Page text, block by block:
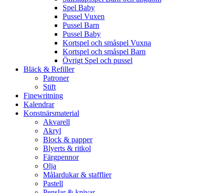
Spel Baby
Pussel Vuxen
Pussel Barn
Pussel Baby
Kortspel och småspel Vuxna
Kortspel och småspel Barn
Övrigt Spel och pussel
Bläck & Refiller
Patroner
Stift
Finewritning
Kalendrar
Konstnärsmaterial
Akvarell
Akryl
Block & papper
Blyerts & ritkol
Färgpennor
Olja
Målardukar & stafflier
Pastell